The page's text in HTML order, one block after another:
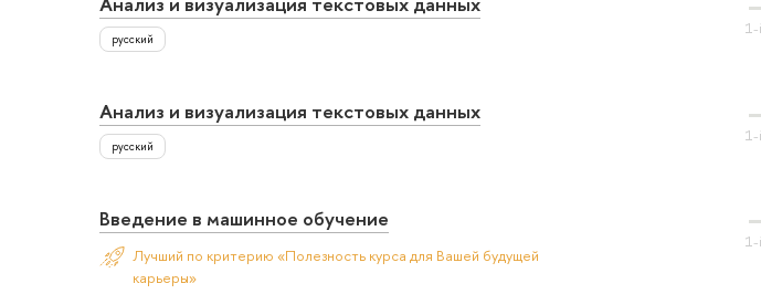
русский
Анализ и визуализация текстовых данных
русский
Введение в машинное обучение
Лучший по критерию «Полезность курса для Вашей будущей
карьеры»